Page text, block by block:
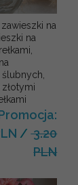
na
na
/3.20
PLN